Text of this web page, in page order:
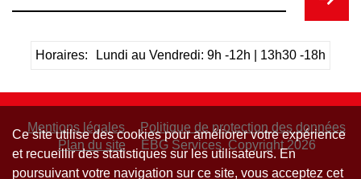
Horaires: Lundi au Vendredi: 9h -12h | 13h30 -18h
Mentions légales
Politique de protection des données
Plan du site
EBG Services, Copyright 2026
Ce site utilise des cookies pour améliorer votre expérience
et recueillir des statistiques sur les utilisateurs. En
poursuivant votre navigation sur ce site, vous acceptez cet